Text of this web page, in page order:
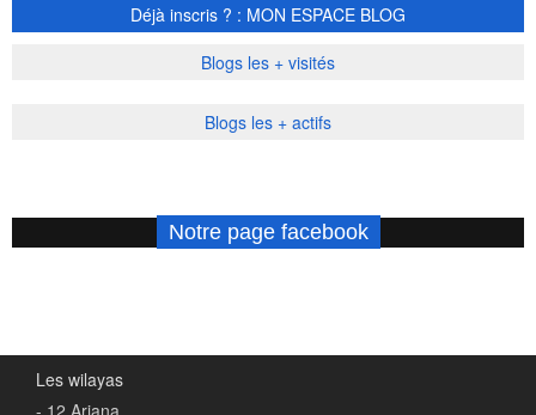
Déjà inscris ? : MON ESPACE BLOG
Blogs les + visités
Blogs les + actifs
Notre page facebook
Les wilayas